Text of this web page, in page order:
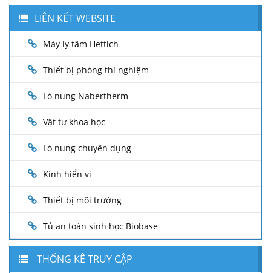
LIÊN KẾT WEBSITE
Máy ly tâm Hettich
Thiết bị phòng thí nghiệm
Lò nung Nabertherm
Vật tư khoa học
Lò nung chuyên dụng
Kính hiển vi
Thiết bị môi trường
Tủ an toàn sinh học Biobase
THỐNG KÊ TRUY CẬP